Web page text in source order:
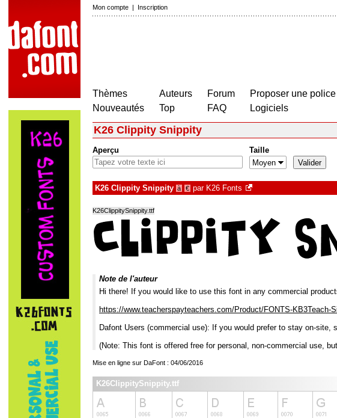
Mon compte | Inscription
Thèmes
Nouveautés
Auteurs
Top
Forum
FAQ
Proposer une police
Logiciels
K26 Clippity Snippity
Aperçu Taille
K26 Clippity Snippity à € par K26 Fonts
K26ClippitySnippity.ttf
Note de l'auteur
Hi there! If you would like to use this font in any commercial
https://www.teacherspayteachers.com/Product/FONTS-KB3Teach-
Dafont Users (commercial use): If you would prefer to stay on-
(Note: This font is offered free for personal, non-commercial use,
Mise en ligne sur DaFont : 04/06/2016
K26ClippitySnippity.ttf